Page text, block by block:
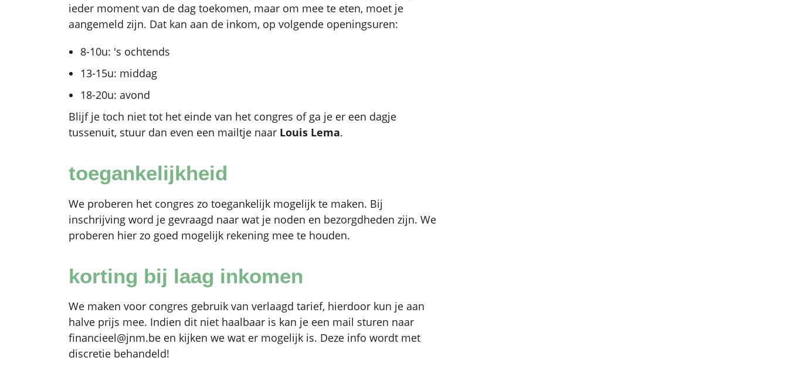
ieder moment van de dag toekomen, maar om mee te eten, moet je
aangemeld zijn. Dat kan aan de inkom, op volgende openingsuren:
8-10u: 's ochtends
13-15u: middag
18-20u: avond
Blijf je toch niet tot het einde van het congres of ga je er een dagje
tussenuit, stuur dan even een mailtje naar Louis Lema.
toegankelijkheid
We proberen het congres zo toegankelijk mogelijk te maken. Bij
inschrijving word je gevraagd naar wat je noden en bezorgdheden zijn. We
proberen hier zo goed mogelijk rekening mee te houden.
korting bij laag inkomen
We maken voor congres gebruik van verlaagd tarief, hierdoor kun je aan
halve prijs mee. Indien dit niet haalbaar is kan je een mail sturen naar
financieel@jnm.be en kijken we wat er mogelijk is. Deze info wordt met
discretie behandeld!